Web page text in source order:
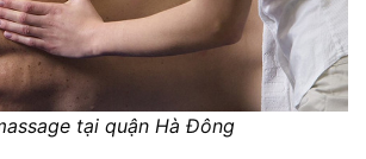
tại quận Hà Đông